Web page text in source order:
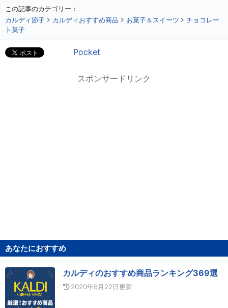
この記事のカテゴリー：
カルディ節子
カルディおすすめ商品 お菓子＆スイーツ
チョコレー
ト菓子
Pocket
スポンサードリンク
あなたにおすすめ
カルディのおすすめ商品ランキング369選
2020年9月22日更新